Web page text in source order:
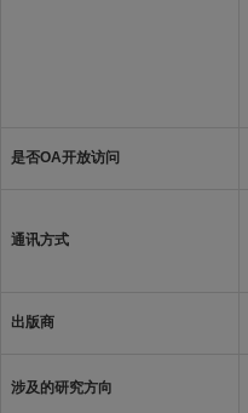
是否OA开放访问
通讯方式
出版商
涉及的研究方向